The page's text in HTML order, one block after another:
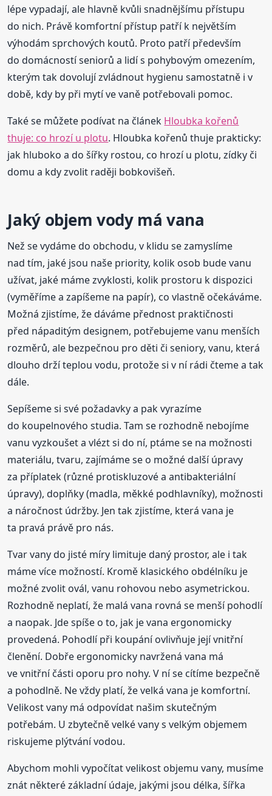
lépe vypadají, ale hlavně kvůli snadnějšímu přístupu
do nich. Právě komfortní přístup patří k největším
výhodám sprchových koutů. Proto patří především
do domácností seniorů a lidí s pohybovým omezením,
kterým tak dovolují zvládnout hygienu samostatně i v
době, kdy by při mytí ve vaně potřebovali pomoc.
Také se můžete podívat na článek Hloubka kořenů
thuje: co hrozí u plotu. Hloubka kořenů thuje prakticky:
jak hluboko a do šířky rostou, co hrozí u plotu, zídky či
domu a kdy zvolit raději bobkovišeň.
Jaký objem vody má vana
Než se vydáme do obchodu, v klidu se zamyslíme
nad tím, jaké jsou naše priority, kolik osob bude vanu
užívat, jaké máme zvyklosti, kolik prostoru k dispozici
(vyměříme a zapíšeme na papír), co vlastně očekáváme.
Možná zjistíme, že dáváme přednost praktičnosti
před nápaditým designem, potřebujeme vanu menších
rozměrů, ale bezpečnou pro děti či seniory, vanu, která
dlouho drží teplou vodu, protože si v ní rádi čteme a tak
dále.
Sepíšeme si své požadavky a pak vyrazíme
do koupelnového studia. Tam se rozhodně nebojíme
vanu vyzkoušet a vlézt si do ní, ptáme se na možnosti
materiálu, tvaru, zajímáme se o možné další úpravy
za příplatek (různé protiskluzové a antibakteriální
úpravy), doplňky (madla, měkké podhlavníky), možnosti
a náročnost údržby. Jen tak zjistíme, která vana je
ta pravá právě pro nás.
Tvar vany do jisté míry limituje daný prostor, ale i tak
máme více možností. Kromě klasického obdélníku je
možné zvolit ovál, vanu rohovou nebo asymetrickou.
Rozhodně neplatí, že malá vana rovná se menší pohodlí
a naopak. Jde spíše o to, jak je vana ergonomicky
provedená. Pohodlí při koupání ovlivňuje její vnitřní
členění. Dobře ergonomicky navržená vana má
ve vnitřní části oporu pro nohy. V ní se cítíme bezpečně
a pohodlně. Ne vždy platí, že velká vana je komfortní.
Velikost vany má odpovídat našim skutečným
potřebám. U zbytečně velké vany s velkým objemem
riskujeme plýtvání vodou.
Abychom mohli vypočítat velikost objemu vany, musíme
znát některé základní údaje, jakými jsou délka, šířka